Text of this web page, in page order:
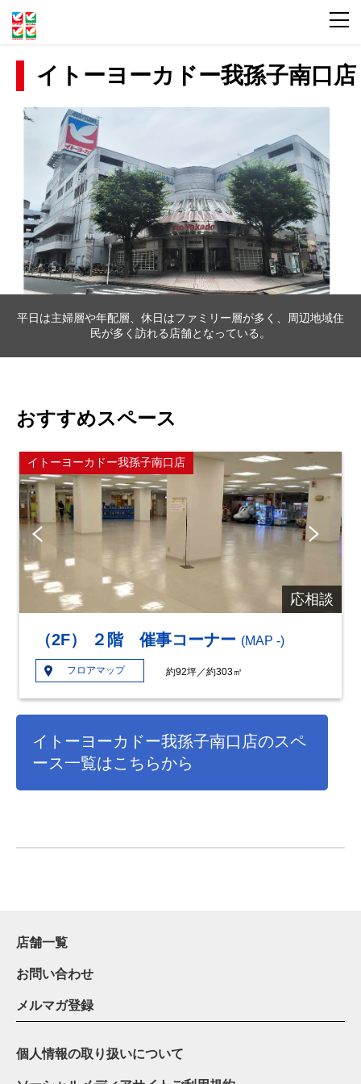
イトーヨーカドー我孫子南口店
平日は主婦層や年配層、休日はファミリー層が多く、周辺地域住
民が多く訪れる店舗となっている。
おすすめスペース
イトーヨーカドー我孫子南口店
応相談
Pre
vio
Ne
xt
（2F） ２階 催事コーナー (MAP ‐)
フロアマップ 約92坪／約303㎡
イトーヨーカドー我孫子南口店のスペ
ース一覧はこちらから
店舗一覧
お問い合わせ
メルマガ登録
個人情報の取り扱いについて